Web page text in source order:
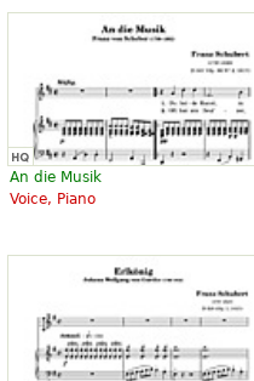
An die Musik
Voice, Piano